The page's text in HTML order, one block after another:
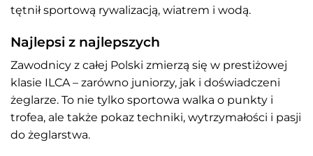
tętnił sportową rywalizacją, wiatrem i wodą.
Najlepsi z najlepszych
Zawodnicy z całej Polski zmierzą się w prestiżowej
klasie ILCA – zarówno juniorzy, jak i doświadczeni
żeglarze. To nie tylko sportowa walka o punkty i
trofea, ale także pokaz techniki, wytrzymałości i pasji
do żeglarstwa.